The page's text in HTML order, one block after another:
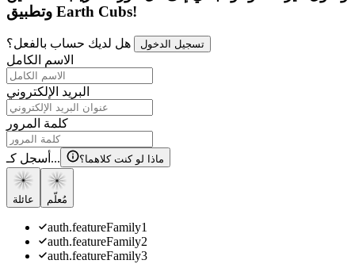
وتطبيق Earth Cubs!
هل لديك حساب بالفعل؟ تسجيل الدخول
الاسم الكامل
البريد الإلكتروني
كلمة المرور
أسجل كـ... ماذا لو كنت كلاهما؟
عائلة مُعلّم
auth.featureFamily1
auth.featureFamily2
auth.featureFamily3